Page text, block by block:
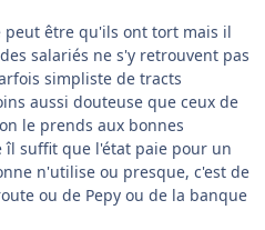
peut être qu'ils ont tort mais il
salariés ne s'y retrouvent pas
simpliste de tracts
aussi douteuse que ceux de
le prends aux bonnes
suffit que l'état paie pour un
n'utilise ou presque, c'est de
ou de Pepy ou de la banque